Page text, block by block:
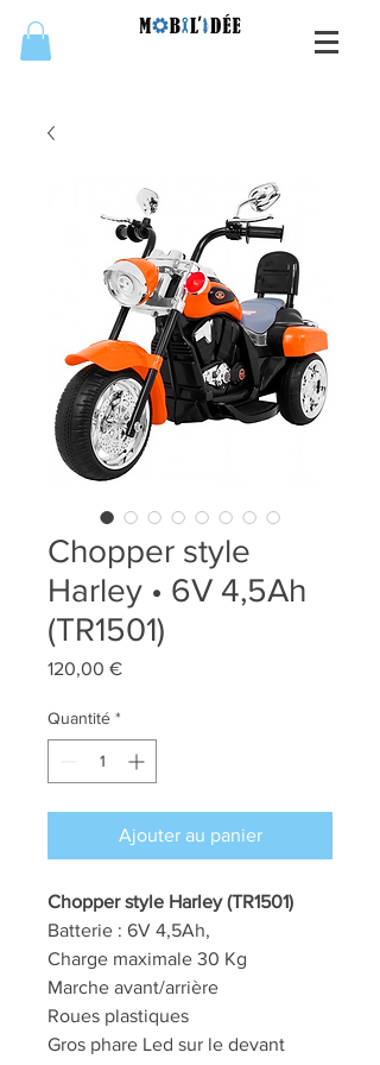
Chopper style
Harley • 6V 4,5Ah
(TR1501)
120,00 €Prix
Quantité *
Ajouter au panier
Chopper style Harley (TR1501)
Batterie : 6V 4,5Ah,
Charge maximale 30 Kg
Marche avant/arrière
Roues plastiques
Gros phare Led sur le devant